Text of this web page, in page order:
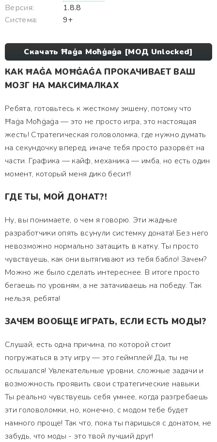
Версия:
1.8.8
Система:
9+
Скачать Ħaġa Moħġaġa [МОД Unlocked]
КАК ĦAĠA MOĦĠAĠA ПРОКАЧИВАЕТ ВАШ
МОЗГ НА МАКСИМАЛКАХ
Ребята, готовьтесь к жесткому экшену, потому что
Ħaġa Moħġaġa — это не просто игра, это настоящая
жесть! Стратегическая головоломка, где нужно думать
на секундочку вперед, иначе тебя просто разорвёт на
части. Графика — кайф, механика — имба, но есть один
момент, который меня дико бесит!
ГДЕ ТЫ, МОЙ ДОНАТ?!
Ну, вы понимаете, о чем я говорю. Эти жадные
разработчики опять всунули системку доната! Без него
невозможно нормально затащить в катку. Ты просто
чувствуешь, как они вытягивают из тебя бабло! Зачем?
Можно же было сделать интереснее. В итоге просто
бегаешь по уровням, а не затачиваешь на победу. Так
нельзя, ребята!
ЗАЧЕМ ВООБЩЕ ИГРАТЬ, ЕСЛИ ЕСТЬ МОДЫ?
Слушай, есть одна причина, по которой стоит
погружаться в эту игру — это геймплей! Да, ты не
ослышался! Увлекательные уровни, сложные задачи и
возможность проявить свои стратегические навыки.
Ты реально чувствуешь себя умнее, когда разгребаешь
эти головоломки, но, конечно, с модом тебе будет
намного проще! Так что, пока ты паришься с донатом, не
забудь, что моды - это твой лучший друг!